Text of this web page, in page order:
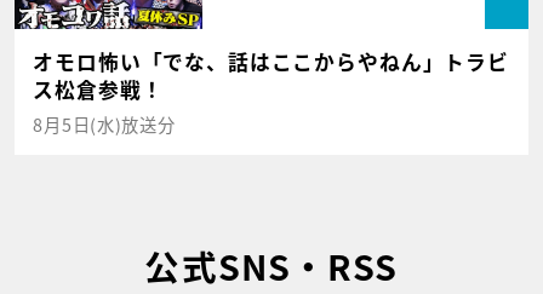
オモロ怖い「でな、話はここからやねん」トラビ
ス松倉参戦！
8月5日(水)放送分
公式SNS・RSS